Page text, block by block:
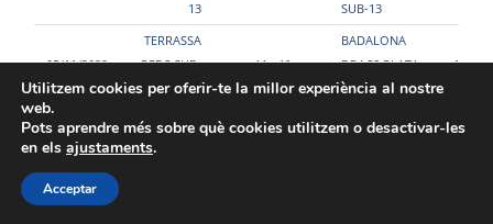
13
SUB-13
05/11/2022
TERRASSA
REDS SUB-
13
44 - 46
BADALONA
DRACS PLATA
SUB-13
11:25
Utilitzem cookies per oferir-te la millor experiència al nostre
web.
Pots aprendre més sobre què cookies utilitzem o desactivar-les
en els ajustaments.
Acceptar